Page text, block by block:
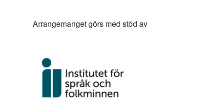
Arrangemanget görs med stöd av